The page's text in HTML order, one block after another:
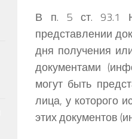
В п. 5 ст. 93.1
представлении
дня получения
документами
могут быть
лица, у которого
этих документов